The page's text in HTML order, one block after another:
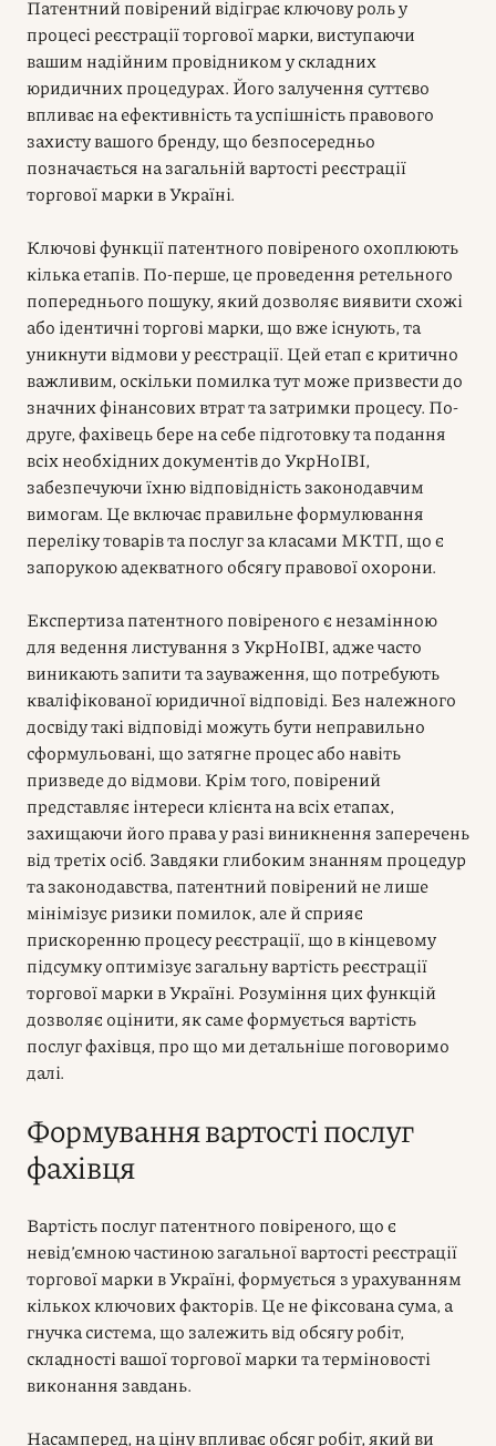
Патентний повірений відіграє ключову роль у
процесі реєстрації торгової марки, виступаючи
вашим надійним провідником у складних
юридичних процедурах. Його залучення суттєво
впливає на ефективність та успішність правового
захисту вашого бренду, що безпосередньо
позначається на загальній вартості реєстрації
торгової марки в Україні.
Ключові функції патентного повіреного охоплюють
кілька етапів. По-перше, це проведення ретельного
попереднього пошуку, який дозволяє виявити схожі
або ідентичні торгові марки, що вже існують, та
уникнути відмови у реєстрації. Цей етап є критично
важливим, оскільки помилка тут може призвести до
значних фінансових втрат та затримки процесу. По-
друге, фахівець бере на себе підготовку та подання
всіх необхідних документів до УкрНоІВІ,
забезпечуючи їхню відповідність законодавчим
вимогам. Це включає правильне формулювання
переліку товарів та послуг за класами МКТП, що є
запорукою адекватного обсягу правової охорони.
Експертиза патентного повіреного є незамінною
для ведення листування з УкрНоІВІ, адже часто
виникають запити та зауваження, що потребують
кваліфікованої юридичної відповіді. Без належного
досвіду такі відповіді можуть бути неправильно
сформульовані, що затягне процес або навіть
призведе до відмови. Крім того, повірений
представляє інтереси клієнта на всіх етапах,
захищаючи його права у разі виникнення заперечень
від третіх осіб. Завдяки глибоким знанням процедур
та законодавства, патентний повірений не лише
мінімізує ризики помилок, але й сприяє
прискоренню процесу реєстрації, що в кінцевому
підсумку оптимізує загальну вартість реєстрації
торгової марки в Україні. Розуміння цих функцій
дозволяє оцінити, як саме формується вартість
послуг фахівця, про що ми детальніше поговоримо
далі.
Формування вартості послуг
фахівця
Вартість послуг патентного повіреного, що є
невід’ємною частиною загальної вартості реєстрації
торгової марки в Україні, формується з урахуванням
кількох ключових факторів. Це не фіксована сума, а
гнучка система, що залежить від обсягу робіт,
складності вашої торгової марки та терміновості
виконання завдань.
Насамперед, на ціну впливає обсяг робіт, який ви